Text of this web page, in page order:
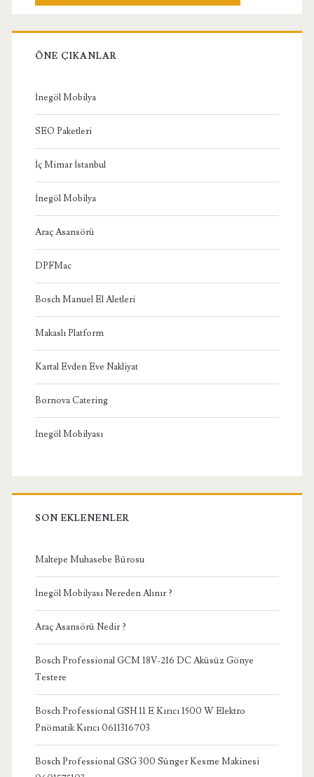
ÖNE ÇIKANLAR
İnegöl Mobilya
SEO Paketleri
İç Mimar İstanbul
İnegöl Mobilya
Araç Asansörü
DPFMac
Bosch Manuel El Aletleri
Makaslı Platform
Kartal Evden Eve Nakliyat
Bornova Catering
İnegöl Mobilyası
SON EKLENENLER
Maltepe Muhasebe Bürosu
İnegöl Mobilyası Nereden Alınır ?
Araç Asansörü Nedir ?
Bosch Professional GCM 18V-216 DC Aküsüz Gönye
Testere
Bosch Professional GSH 11 E Kırıcı 1500 W Elektro
Pnömatik Kırıcı 0611316703
Bosch Professional GSG 300 Sünger Kesme Makinesi